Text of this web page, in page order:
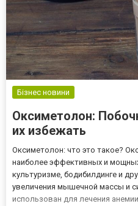
Бізнес новини
Оксиметолон:
их избежать
Оксиметолон: что это такое?
наиболее эффективных и
культуризме, бодибилдинге и
увеличения мышечной массы и
использован для лечения